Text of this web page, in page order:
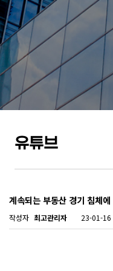
유튜브
계속되는 부동산 경기 침체
작성자 최고관리자 23-01-16